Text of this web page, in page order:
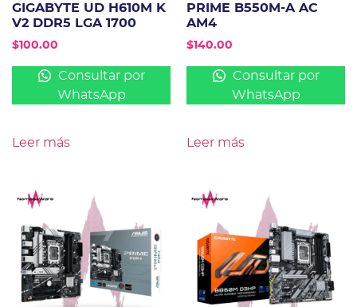
GIGABYTE UD H610M K
V2 DDR5 LGA 1700
$100.00
Consultar por
WhatsApp
Leer más
PRIME B550M-A AC
AM4
$140.00
Consultar por
WhatsApp
Leer más